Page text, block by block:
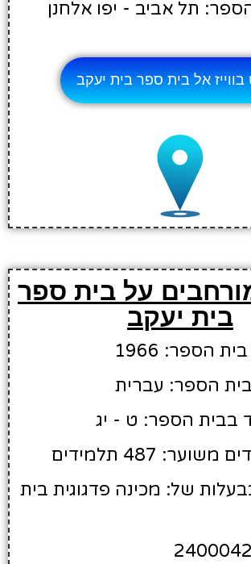
תל אביב - יפו אלחנן
בווייז אל בית ספר בית יעקב
על בית ספר
בית יעקב
הספר: 1966
הספר: עברית
בבית הספר: ט - יג
487 תלמידים
של: מכינה פדגוגית בית